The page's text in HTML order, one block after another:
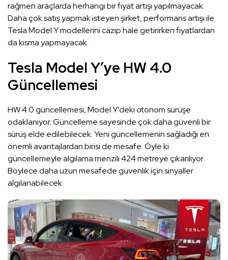
rağmen araçlarda herhangi bir fiyat artışı yapılmayacak.
Daha çok satış yapmak isteyen şirket, performans artışı ile
Tesla Model Y modellerini cazip hale getirirken fiyatlardan
da kısma yapmayacak.
Tesla Model Y’ye HW 4.0
Güncellemesi
HW 4.0 güncellemesi, Model Y’deki otonom sürüşe
odaklanıyor. Güncelleme sayesinde çok daha güvenli bir
sürüş elde edilebilecek. Yeni güncellemenin sağladığı en
önemli avantajlardan birisi de mesafe. Öyle ki
güncellemeyle algılama menzili 424 metreye çıkarılıyor.
Böylece daha uzun mesafede güvenlik için sinyaller
algılanabilecek.